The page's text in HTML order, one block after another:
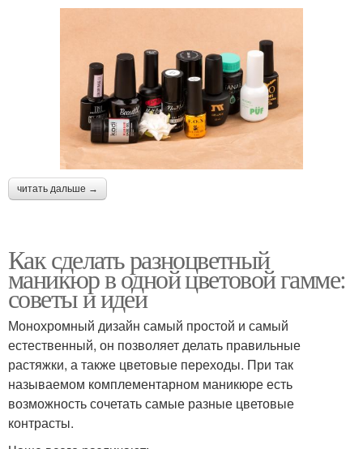
читать дальше →
Как сделать разноцветный
маникюр в одной цветовой гамме:
советы и идеи
Монохромный дизайн самый простой и самый
естественный, он позволяет делать правильные
растяжки, а также цветовые переходы. При так
называемом комплементарном маникюре есть
возможность сочетать самые разные цветовые
контрасты.